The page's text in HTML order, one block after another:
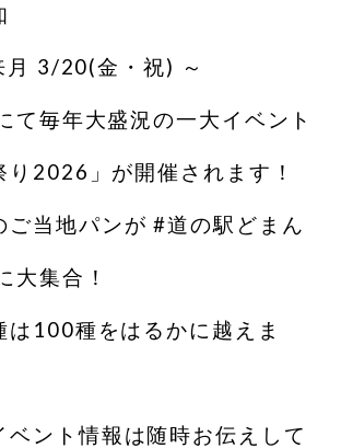
月 3/20(金・祝) ～
て毎年大盛況の一大イベント
り2026」が開催されます！
ご当地パンが #道の駅どまん
大集合！
は100種をはるかに越えま
ベント情報は随時お伝えして